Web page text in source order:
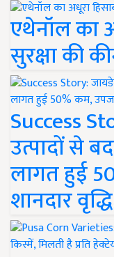
एथेनॉल का
सुरक्षा की
Success
उत्पादों से
लागत हुई
शानदार